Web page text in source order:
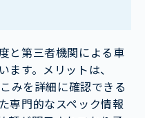
と第三者機関による車
す。メリットは、
みを詳細に確認できる
専門的なスペック情報